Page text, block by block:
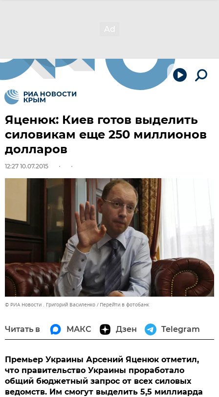
Яценюк: Киев готов выделить
силовикам еще 250 миллионов
долларов
12:27 10.07.2015
© РИА Новости . Григорий Василенко Перейти в фотобанк
Читать в МАКС Дзен Telegram
Премьер Украины Арсений Яценюк отметил,
что правительство Украины проработало
общий бюджетный запрос от всех силовых
ведомств. Им смогут выделить 5,5 миллиарда